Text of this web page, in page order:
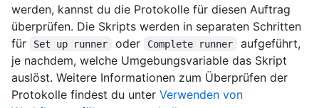
werden, kannst du die Protokolle für diesen Auftrag
überprüfen. Die Skripts werden in separaten Schritten
für
Set up runner oder Complete runner
aufgeführt,
je nachdem, welche Umgebungsvariable das Skript
auslöst. Weitere Informationen zum Überprüfen der
Protokolle findest du unter Verwenden von